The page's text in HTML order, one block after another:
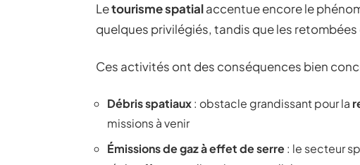
Letourisme spatialaccentue encore le
quelques privilégiés, tandis que les
Ces activités ont des conséquences bien
Débris spatiaux: obstacle grandissant pour la
missions à venir
Émissions de gaz à effet de serre: le secteur